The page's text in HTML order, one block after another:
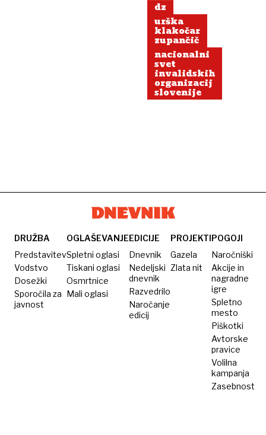
dz
urška
klakočar
zupančič
nacionalni
svet
invalidskih
organizacij
slovenije
DRUŽBA
Predstavitev
Vodstvo
Dosežki
Sporočila za
javnost
OGLAŠEVANJE
Spletni oglasi
Tiskani oglasi
Osmrtnice
Mali oglasi
EDICIJE
Dnevnik
Nedeljski
dnevnik
Razvedrilo
Naročanje
edicij
PROJEKTI
Gazela
Zlata nit
POGOJI
Naročniški
Akcije in
nagradne
igre
Spletno
mesto
Piškotki
Avtorske
pravice
Volilna
kampanja
Zasebnost